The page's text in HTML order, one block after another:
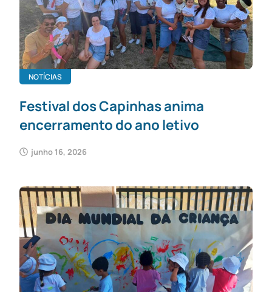
NOTÍCIAS
Festival dos Capinhas anima
encerramento do ano letivo
junho 16, 2026